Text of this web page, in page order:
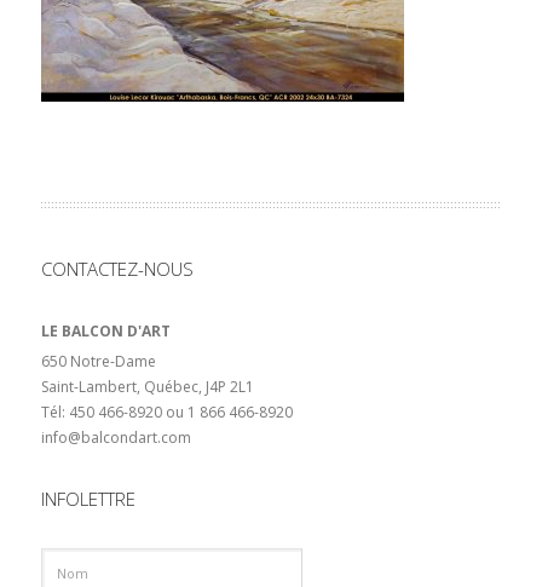
CONTACTEZ-NOUS
LE BALCON D'ART
650 Notre-Dame
Saint-Lambert, Québec, J4P 2L1
Tél: 450 466-8920 ou 1 866 466-8920
info@balcondart.com
INFOLETTRE